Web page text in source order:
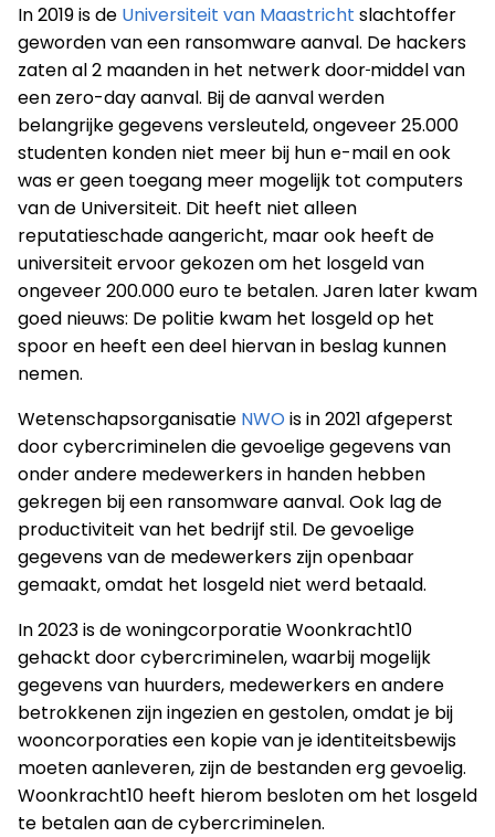
In 2019 is de Universiteit van Maastricht slachtoffer
geworden van een ransomware aanval. De hackers
zaten al 2 maanden in het netwerk door middel van
een zero-day aanval. Bij de aanval werden
belangrijke gegevens versleuteld, ongeveer 25.000
studenten konden niet meer bij hun e-mail en ook
was er geen toegang meer mogelijk tot computers
van de Universiteit. Dit heeft niet alleen
reputatieschade aangericht, maar ook heeft de
universiteit ervoor gekozen om het losgeld van
ongeveer 200.000 euro te betalen. Jaren later kwam
goed nieuws: De politie kwam het losgeld op het
spoor en heeft een deel hiervan in beslag kunnen
nemen.
Wetenschapsorganisatie NWO is in 2021 afgeperst
door cybercriminelen die gevoelige gegevens van
onder andere medewerkers in handen hebben
gekregen bij een ransomware aanval. Ook lag de
productiviteit van het bedrijf stil. De gevoelige
gegevens van de medewerkers zijn openbaar
gemaakt, omdat het losgeld niet werd betaald.
In 2023 is de woningcorporatie Woonkracht10
gehackt door cybercriminelen, waarbij mogelijk
gegevens van huurders, medewerkers en andere
betrokkenen zijn ingezien en gestolen, omdat je bij
wooncorporaties een kopie van je identiteitsbewijs
moeten aanleveren, zijn de bestanden erg gevoelig.
Woonkracht10 heeft hierom besloten om het losgeld
te betalen aan de cybercriminelen.